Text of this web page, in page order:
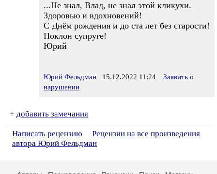
...Не знал, Влад, не знал этой кликухи.
Здоровью и вдохновений!
С Днём рождения и до ста лет без старости!
Поклон супруге!
Юрий
Юрий Фельдман 15.12.2022 11:24
Заявить о
нарушении
+ добавить замечания
Написать рецензию
Рецензии на все произведения
автора Юрий Фельдман